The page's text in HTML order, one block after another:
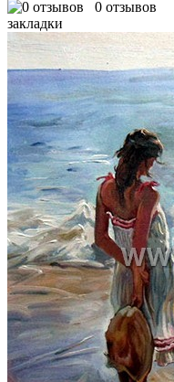
0 отзывов
закладки